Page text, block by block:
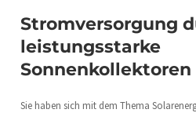
Stromversorgung
leistungsstarke
Sonnenkollektoren
Sie haben sich mit dem Thema